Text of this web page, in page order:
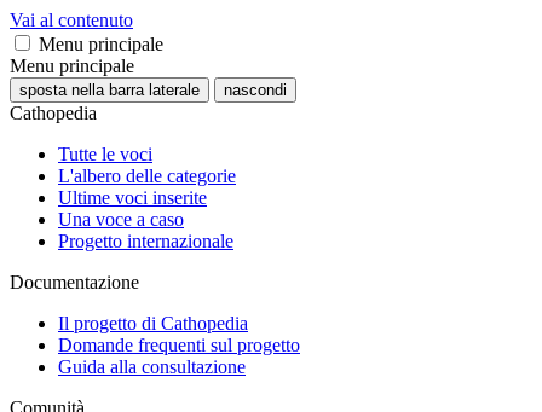
Vai al contenuto
Menu principale
Menu principale
sposta nella barra laterale nascondi
Cathopedia
Tutte le voci
L'albero delle categorie
Ultime voci inserite
Una voce a caso
Progetto internazionale
Documentazione
Il progetto di Cathopedia
Domande frequenti sul progetto
Guida alla consultazione
Comunità